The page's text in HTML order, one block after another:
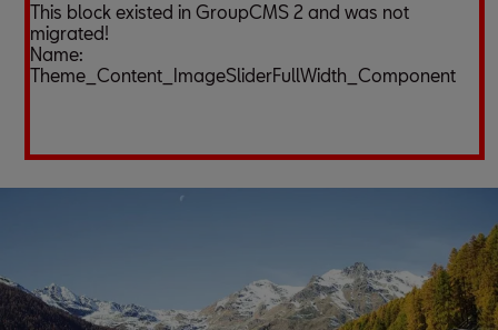
This block existed in GroupCMS 2 and was not
migrated!
Name:
Theme_Content_ImageSliderFullWidth_Component